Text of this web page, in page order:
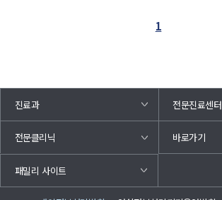
1
진료과 전문진료센터
전문클리닉 바로가기
패밀리 사이트